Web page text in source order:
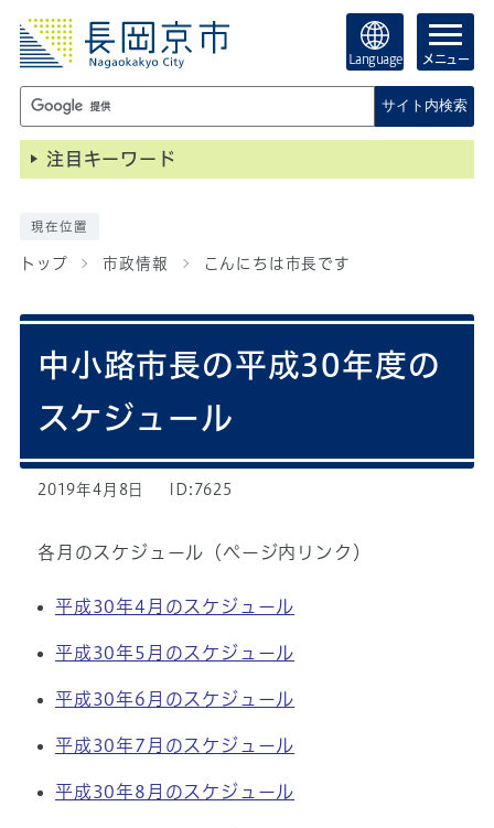
Language メニュー
サイト内検索
注目キーワード
現在位置
トップ 市政情報 こんにちは市長です
中小路市長の平成30年度の
スケジュール
2019年4月8日 ID:7625
各月のスケジュール（ページ内リンク）
平成30年4月のスケジュール
平成30年5月のスケジュール
平成30年6月のスケジュール
平成30年7月のスケジュール
平成30年8月のスケジュール